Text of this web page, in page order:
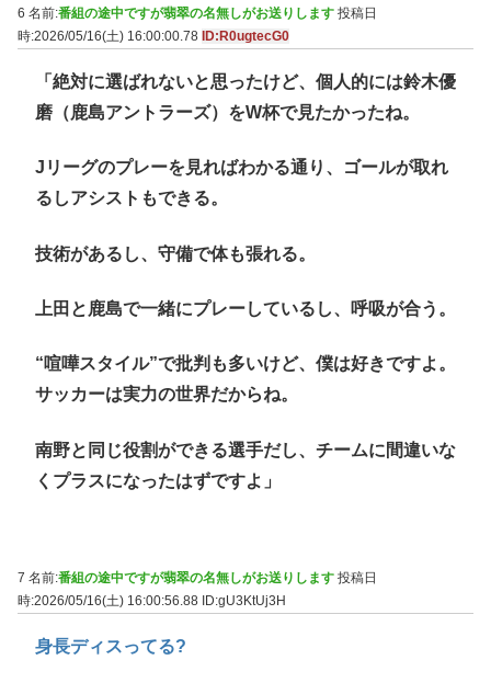
6 名前:番組の途中ですが翡翠の名無しがお送りします 投稿日
時:2026/05/16(土) 16:00:00.78 ID:R0ugtecG0
「絶対に選ばれないと思ったけど、個人的には鈴木優
磨（鹿島アントラーズ）をW杯で見たかったね。
Jリーグのプレーを見ればわかる通り、ゴールが取れ
るしアシストもできる。
技術があるし、守備で体も張れる。
上田と鹿島で一緒にプレーしているし、呼吸が合う。
“喧嘩スタイル”で批判も多いけど、僕は好きですよ。
サッカーは実力の世界だからね。
南野と同じ役割ができる選手だし、チームに間違いな
くプラスになったはずですよ」
7 名前:番組の途中ですが翡翠の名無しがお送りします 投稿日
時:2026/05/16(土) 16:00:56.88 ID:gU3KtUj3H
身長ディスってる?